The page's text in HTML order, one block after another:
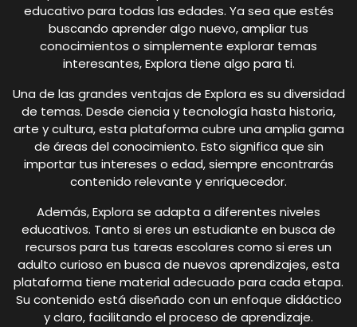
educativo para todas las edades. Ya sea que estés
buscando aprender algo nuevo, ampliar tus
conocimientos o simplemente explorar temas
interesantes, Explora tiene algo para ti.
Una de las grandes ventajas de Explora es su diversidad
de temas. Desde ciencia y tecnología hasta historia,
arte y cultura, esta plataforma cubre una amplia gama
de áreas del conocimiento. Esto significa que sin
importar tus intereses o edad, siempre encontrarás
contenido relevante y enriquecedor.
Además, Explora se adapta a diferentes niveles
educativos. Tanto si eres un estudiante en busca de
recursos para tus tareas escolares como si eres un
adulto curioso en busca de nuevos aprendizajes, esta
plataforma tiene material adecuado para cada etapa.
Su contenido está diseñado con un enfoque didáctico
y claro, facilitando el proceso de aprendizaje.